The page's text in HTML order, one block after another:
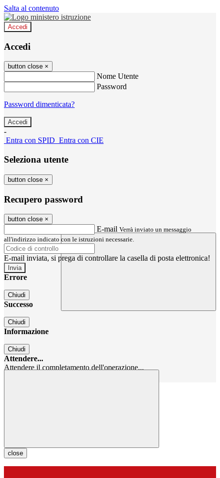
Salta al contenuto
Accedi
Accedi
button close ×
Nome Utente
Password
Password dimenticata?
-
Entra con SPID Entra con CIE
Seleziona utente
button close ×
Recupero password
button close ×
E-mail Verrà inviato un messaggio
all'indirizzo indicato con le istruzioni necessarie.
E-mail inviata, si prega di controllare la casella di posta elettronica!
Errore
Chiudi
Successo
Chiudi
Informazione
Chiudi
Attendere...
Attendere il completamento dell'operazione...
close